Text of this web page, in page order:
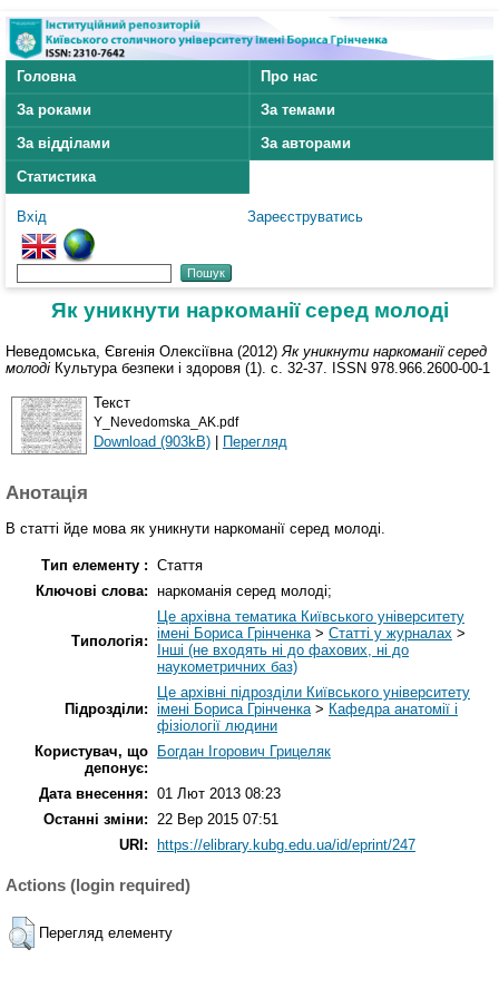
Головна
Про нас
За роками
За темами
За відділами
За авторами
Статистика
Вхід Зареєструватись
Як уникнути наркоманії серед молоді
Неведомська, Євгенія Олексіївна (2012) Як уникнути наркоманії серед
молоді Культура безпеки і здоровя (1). с. 32-37. ISSN 978.966.2600-00-1
Текст
Y_Nevedomska_AK.pdf
Download (903kB) | Перегляд
Анотація
В статті йде мова як уникнути наркоманії серед молоді.
Тип елементу : Стаття
Ключові слова: наркоманія серед молоді;
Типологія:
Це архівна тематика Київського університету
імені Бориса Грінченка> Статті у журналах >
Інші (не входять ні до фахових, ні до
наукометричних баз)
Підрозділи:
Це архівні підрозділи Київського університету
імені Бориса Грінченка> Кафедра анатомії і
фізіології людини
Користувач, що
депонує:
Богдан Ігорович Грицеляк
Дата внесення: 01 Лют 2013 08:23
Останні зміни: 22 Вер 2015 07:51
URI:
https://elibrary.kubg.edu.ua/id/eprint/247
Actions (login required)
Перегляд елементу